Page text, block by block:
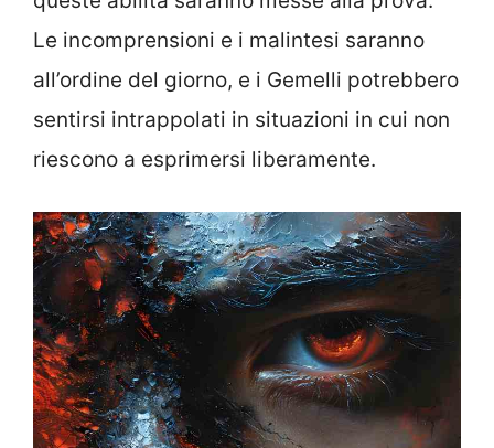
Le incomprensioni e i malintesi saranno
all’ordine del giorno, e i Gemelli potrebbero
sentirsi intrappolati in situazioni in cui non
riescono a esprimersi liberamente.